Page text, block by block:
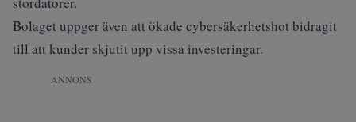
Bolaget uppger även att ökade cybersäkerhetshot bidragit
till att kunder skjutit upp vissa investeringar.
ANNONS